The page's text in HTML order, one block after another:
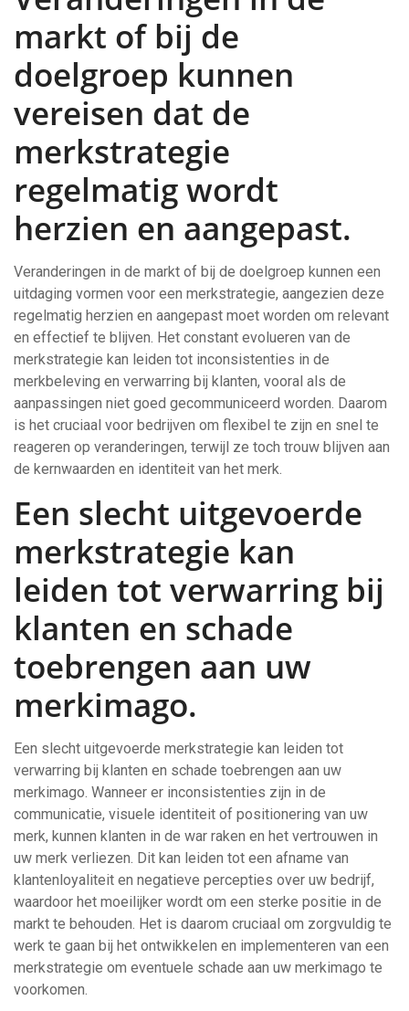
markt of bij de
doelgroep kunnen
vereisen dat de
merkstrategie
regelmatig wordt
herzien en aangepast.
Veranderingen in de markt of bij de doelgroep kunnen een
uitdaging vormen voor een merkstrategie, aangezien deze
regelmatig herzien en aangepast moet worden om relevant
en effectief te blijven. Het constant evolueren van de
merkstrategie kan leiden tot inconsistenties in de
merkbeleving en verwarring bij klanten, vooral als de
aanpassingen niet goed gecommuniceerd worden. Daarom
is het cruciaal voor bedrijven om flexibel te zijn en snel te
reageren op veranderingen, terwijl ze toch trouw blijven aan
de kernwaarden en identiteit van het merk.
Een slecht uitgevoerde
merkstrategie kan
leiden tot verwarring bij
klanten en schade
toebrengen aan uw
merkimago.
Een slecht uitgevoerde merkstrategie kan leiden tot
verwarring bij klanten en schade toebrengen aan uw
merkimago. Wanneer er inconsistenties zijn in de
communicatie, visuele identiteit of positionering van uw
merk, kunnen klanten in de war raken en het vertrouwen in
uw merk verliezen. Dit kan leiden tot een afname van
klantenloyaliteit en negatieve percepties over uw bedrijf,
waardoor het moeilijker wordt om een sterke positie in de
markt te behouden. Het is daarom cruciaal om zorgvuldig te
werk te gaan bij het ontwikkelen en implementeren van een
merkstrategie om eventuele schade aan uw merkimago te
voorkomen.